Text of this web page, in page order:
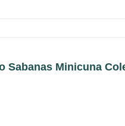
Sabanas Minicuna